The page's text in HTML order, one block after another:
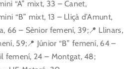
“A” mixt, 33 – Canet,
“B” mixt, 13 – Lliçà d’Amunt,
66 – Sènior femení, 39;📍 Llinars,
59;📍 Júnior “B” femení, 64 –
femení, 24 – Montgat, 48;